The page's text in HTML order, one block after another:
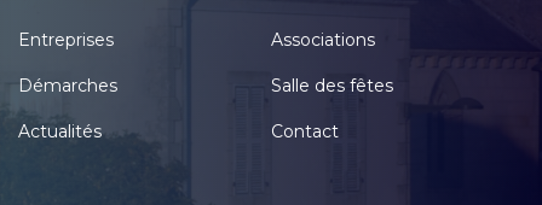
Entreprises Associations
Démarches Salle des fêtes
Actualités Contact